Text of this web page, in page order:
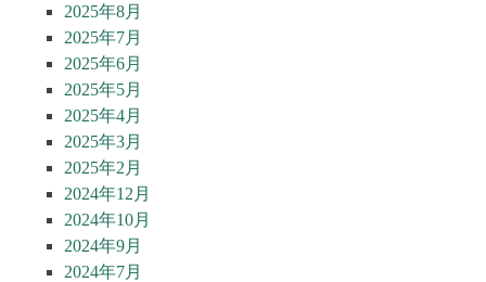
2025年8月
2025年7月
2025年6月
2025年5月
2025年4月
2025年3月
2025年2月
2024年12月
2024年10月
2024年9月
2024年7月